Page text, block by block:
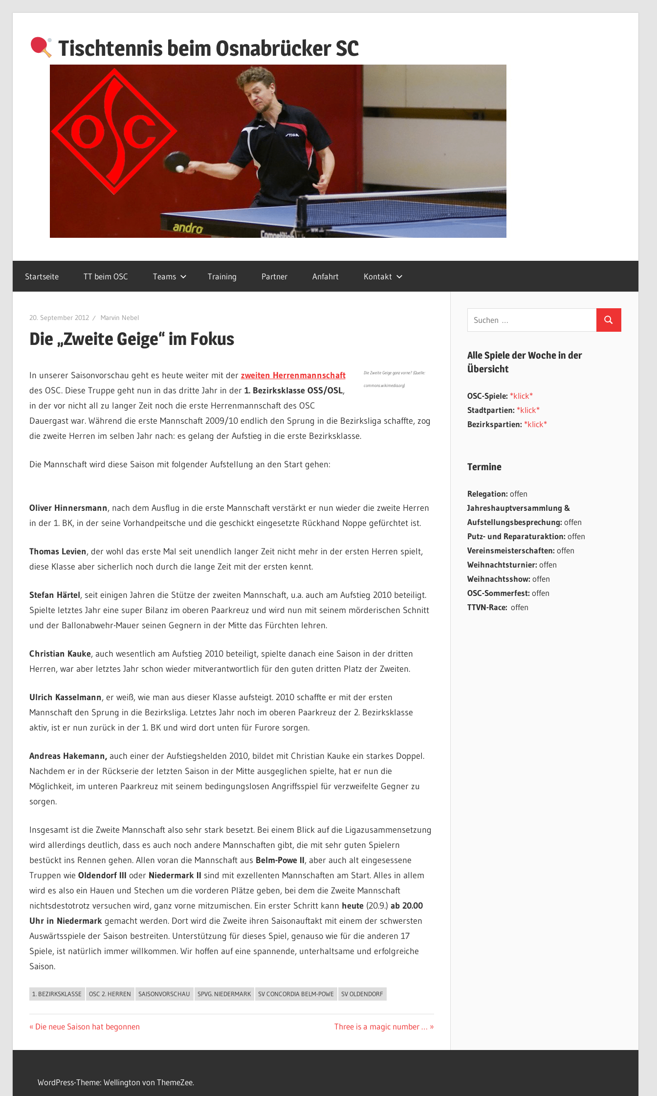
springen
Tischtennis beim Osnabrücker SC
Startseite TT beim OSC Teams Training Partner Anfahrt Kontakt
20. September 2012 Marvin Nebel
Die „Zweite Geige“ im Fokus
Die Zweite Geige ganz vorne? (Quelle:
commons.wikimedia.org)
In unserer Saisonvorschau geht es heute weiter mit der zweiten Herrenmannschaft
des OSC. Diese Truppe geht nun in das dritte Jahr in der 1. Bezirksklasse OSS/OSL,
in der vor nicht all zu langer Zeit noch die erste Herrenmannschaft des OSC
Dauergast war. Während die erste Mannschaft 2009/10 endlich den Sprung in die Bezirksliga schaffte, zog
die zweite Herren im selben Jahr nach: es gelang der Aufstieg in die erste Bezirksklasse.
Die Mannschaft wird diese Saison mit folgender Aufstellung an den Start gehen:
Oliver Hinnersmann, nach dem Ausflug in die erste Mannschaft verstärkt er nun wieder die zweite Herren
in der 1. BK, in der seine Vorhandpeitsche und die geschickt eingesetzte Rückhand Noppe gefürchtet ist.
Thomas Levien, der wohl das erste Mal seit unendlich langer Zeit nicht mehr in der ersten Herren spielt,
diese Klasse aber sicherlich noch durch die lange Zeit mit der ersten kennt.
Stefan Härtel, seit einigen Jahren die Stütze der zweiten Mannschaft, u.a. auch am Aufstieg 2010 beteiligt.
Spielte letztes Jahr eine super Bilanz im oberen Paarkreuz und wird nun mit seinem mörderischen Schnitt
und der Ballonabwehr-Mauer seinen Gegnern in der Mitte das Fürchten lehren.
Christian Kauke, auch wesentlich am Aufstieg 2010 beteiligt, spielte danach eine Saison in der dritten
Herren, war aber letztes Jahr schon wieder mitverantwortlich für den guten dritten Platz der Zweiten.
Ulrich Kasselmann, er weiß, wie man aus dieser Klasse aufsteigt. 2010 schaffte er mit der ersten
Mannschaft den Sprung in die Bezirksliga. Letztes Jahr noch im oberen Paarkreuz der 2. Bezirksklasse
aktiv, ist er nun zurück in der 1. BK und wird dort unten für Furore sorgen.
Andreas Hakemann,auch einer der Aufstiegshelden 2010, bildet mit Christian Kauke ein starkes Doppel.
Nachdem er in der Rückserie der letzten Saison in der Mitte ausgeglichen spielte, hat er nun die
Möglichkeit, im unteren Paarkreuz mit seinem bedingungslosen Angriffsspiel für verzweifelte Gegner zu
sorgen.
Insgesamt ist die Zweite Mannschaft also sehr stark besetzt. Bei einem Blick auf die Ligazusammensetzung
wird allerdings deutlich, dass es auch noch andere Mannschaften gibt, die mit sehr guten Spielern
bestückt ins Rennen gehen. Allen voran die Mannschaft aus Belm-Powe II, aber auch alt eingesessene
Truppen wie Oldendorf III oderNiedermark II sind mit exzellenten Mannschaften am Start. Alles in allem
wird es also ein Hauen und Stechen um die vorderen Plätze geben, bei dem die Zweite Mannschaft
nichtsdestotrotz versuchen wird, ganz vorne mitzumischen. Ein erster Schritt kann heute(20.9.) ab 20.00
Uhr in Niedermark gemacht werden. Dort wird die Zweite ihren Saisonauftakt mit einem der schwersten
Auswärtsspiele der Saison bestreiten. Unterstützung für dieses Spiel, genauso wie für die anderen 17
Spiele, ist natürlich immer willkommen. Wir hoffen auf eine spannende, unterhaltsame und erfolgreiche
Saison.
ALLGEMEIN
1. BEZIRKSKLASSE OSC 2. HERREN SAISONVORSCHAU SPVG. NIEDERMARK SV CONCORDIA BELM-POWE SV OLDENDORF
Beitragsnavigation
Vorheriger
Die neue Saison hat begonnen
Nächster
Three is a magic number …
Suchen
nach:
Suchen
Alle Spiele der Woche in der
Übersicht
OSC-Spiele: *klick*
Stadtpartien: *klick*
Bezirkspartien: *klick*
Termine
Relegation: offen
Jahreshauptversammlung &
Aufstellungsbesprechung: offen
Putz- und Reparaturaktion: offen
Vereinsmeisterschaften: offen
Weihnachtsturnier: offen
Weihnachtsshow: offen
OSC-Sommerfest: offen
TTVN-Race: offen
WordPress-Theme: Wellington von ThemeZee.